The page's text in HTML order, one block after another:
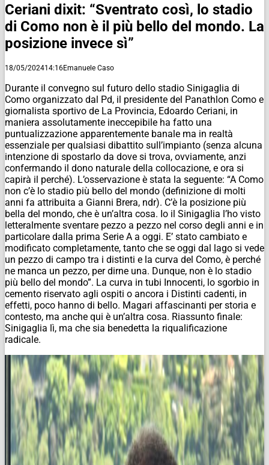
Ceriani dixit: “Sventrato così, lo stadio
di Como non è il più bello del mondo. La
posizione invece sì”
18/05/202414:16Emanuele Caso
Durante il convegno sul futuro dello stadio Sinigaglia di
Como organizzato dal Pd, il presidente del Panathlon Como e
giornalista sportivo de La Provincia, Edoardo Ceriani, in
maniera assolutamente ineccepibile ha fatto una
puntualizzazione apparentemente banale ma in realtà
essenziale per qualsiasi dibattito sull’impianto (senza alcuna
intenzione di spostarlo da dove si trova, ovviamente, anzi
confermando il dono naturale della collocazione, e ora si
capirà il perché). L’osservazione è stata la seguente: “A Como
non c’è lo stadio più bello del mondo (definizione di molti
anni fa attribuita a Gianni Brera, ndr). C’è la posizione più
bella del mondo, che è un’altra cosa. Io il Sinigaglia l’ho visto
letteralmente sventare pezzo a pezzo nel corso degli anni e in
particolare dalla prima Serie A a oggi. E’ stato cambiato e
modificato completamente, tanto che se oggi dal lago si vede
un pezzo di campo tra i distinti e la curva del Como, è perché
ne manca un pezzo, per dirne una. Dunque, non è lo stadio
più bello del mondo”. La curva in tubi Innocenti, lo sgorbio in
cemento riservato agli ospiti o ancora i Distinti cadenti, in
effetti, poco hanno di bello. Magari affascinanti per storia e
contesto, ma anche qui è un’altra cosa. Riassunto finale:
Sinigaglia lì, ma che sia benedetta la riqualificazione
radicale.